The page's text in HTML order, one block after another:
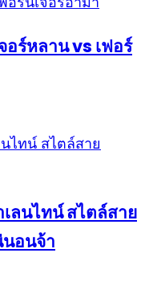
อร์หลาน vs เฟอร์
ลนไทน์ สไตล์สาย
นอนจ้า